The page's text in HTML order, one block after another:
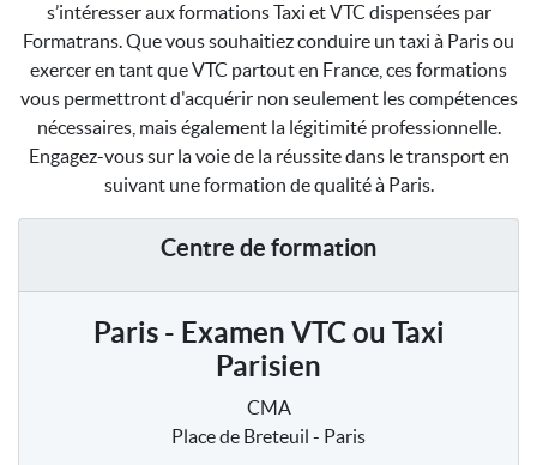
s’intéresser aux formations Taxi et VTC dispensées par
Formatrans. Que vous souhaitiez conduire un taxi à Paris ou
exercer en tant que VTC partout en France, ces formations
vous permettront d'acquérir non seulement les compétences
nécessaires, mais également la légitimité professionnelle.
Engagez-vous sur la voie de la réussite dans le transport en
suivant une formation de qualité à Paris.
Centre de formation
Paris - Examen VTC ou Taxi
Parisien
CMA
Place de Breteuil - Paris